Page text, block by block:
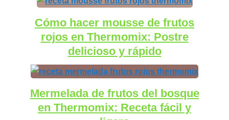
Cómo hacer mousse de frutos
rojos en Thermomix: Postre
delicioso y rápido
Mermelada de frutos del bosque
en Thermomix: Receta fácil y